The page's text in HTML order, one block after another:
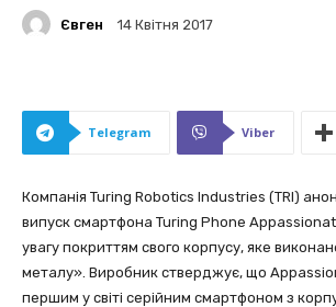
Євген 14 Квітня 2017
Telegram Viber
Компанія Turing Robotics Industries (TRI)
випуск смартфона Turing Phone
увагу покриттям свого корпусу, яке
металу». Виробник стверджує, що
першим у світі серійним смартфоном з